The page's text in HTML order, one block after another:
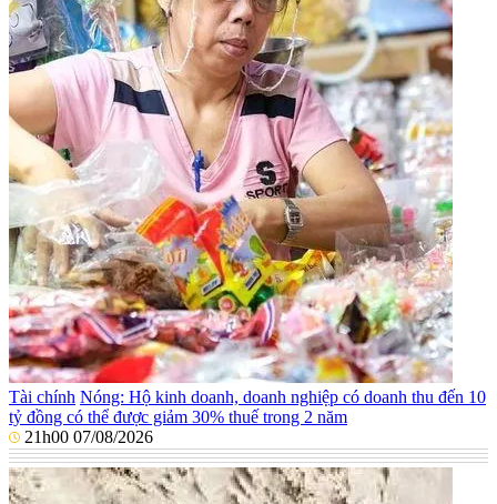
Tài chính Nóng: Hộ kinh doanh, doanh nghiệp có doanh thu đến 10
tỷ đồng có thể được giảm 30% thuế trong 2 năm
21h00 07/08/2026